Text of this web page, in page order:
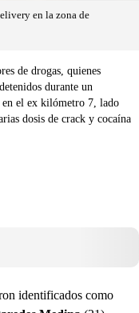
en la zona de
de drogas, quienes
durante un
el ex kilómetro 7, lado
dosis de crack y cocaína
identificados como